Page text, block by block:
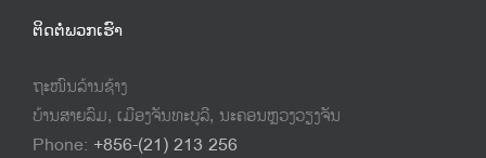
ຕິດຕໍ່ພວກເຮົາ
ຖະໜົນລ້ານຊ້າງ
ບ້ານສາຍລົມ, ເມືອງຈັນທະບູລີ, ນະຄອນຫຼວງວຽງຈັນ
Phone: +856-(21) 213 256